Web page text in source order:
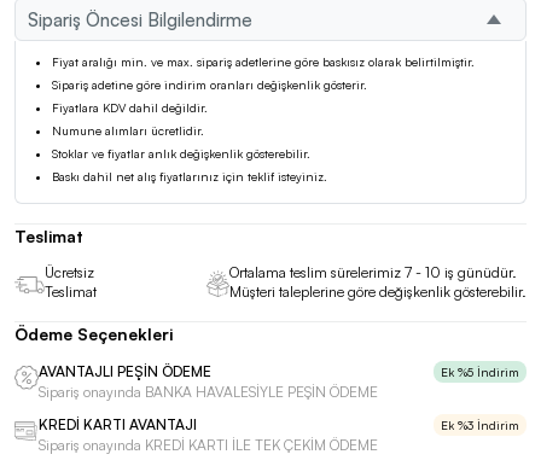
Sipariş Öncesi Bilgilendirme
Fiyat aralığı min. ve max. sipariş adetlerine göre baskısız olarak belirtilmiştir.
Sipariş adetine göre indirim oranları değişkenlik gösterir.
Fiyatlara KDV dahil değildir.
Numune alımları ücretlidir.
Stoklar ve fiyatlar anlık değişkenlik gösterebilir.
Baskı dahil net alış fiyatlarınız için teklif isteyiniz.
Teslimat
Ücretsiz
Teslimat
Ortalama teslim sürelerimiz 7 - 10 iş günüdür.
Müşteri taleplerine göre değişkenlik gösterebilir.
Ödeme Seçenekleri
AVANTAJLI PEŞİN ÖDEME Ek %5 İndirim
Sipariş onayında BANKA HAVALESİYLE PEŞİN ÖDEME
KREDİ KARTI AVANTAJI
Ek %3 İndirim
Sipariş onayında KREDİ KARTI İLE TEK ÇEKİM ÖDEME